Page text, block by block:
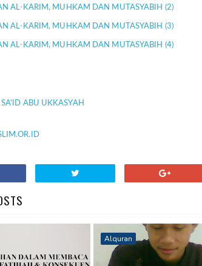
AL-KARIM, MUHKAM DAN MUTASYABIH (2)
AL-KARIM, MUHKAM DAN MUTASYABIH (3)
AL-KARIM, MUHKAM DAN MUTASYABIH (4)
SA’ID ABU UKKASYAH
Alquran